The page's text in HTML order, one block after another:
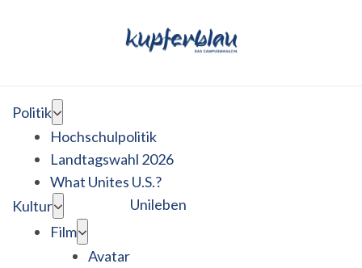
Politik
Hochschulpolitik
Landtagswahl 2026
What Unites U.S.?
Kultur
Film
Avatar
Unileben